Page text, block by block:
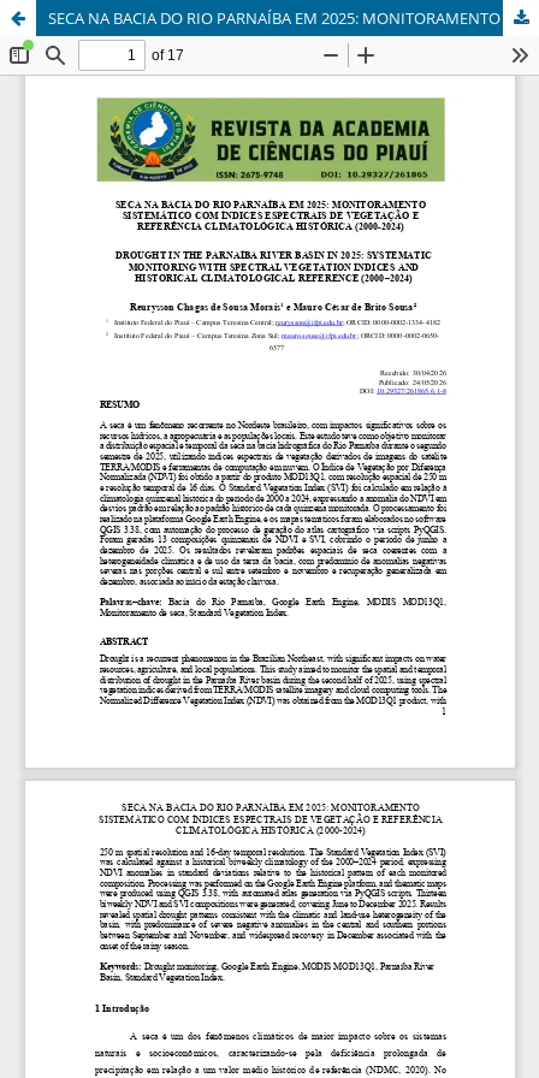
SECA NA BACIA DO RIO PARNAÍBA EM 2025: MONITORAMENTO SISTEMÁTICO COM ÍNDICES ESPECTRAIS DE VEGETAÇÃO E REFERÊNCIA CLIMATOLÓGICA HISTÓRICA (2000-2024)